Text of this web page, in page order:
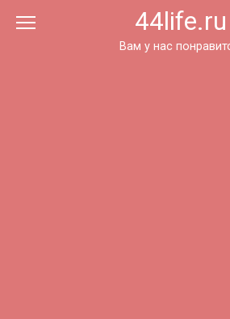
44life.ru
Вам у нас